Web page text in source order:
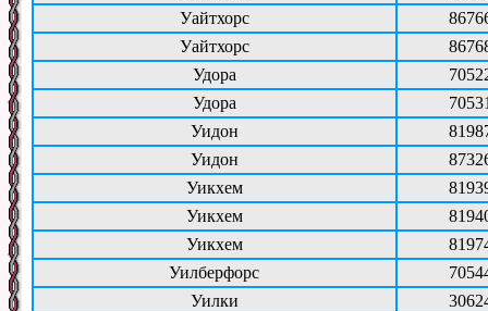
Уайтхорс
Уайтхорс
Удора
Удора
Уидон
Уидон
Уикхем
Уикхем
Уикхем
Уилберфорс
Уилки